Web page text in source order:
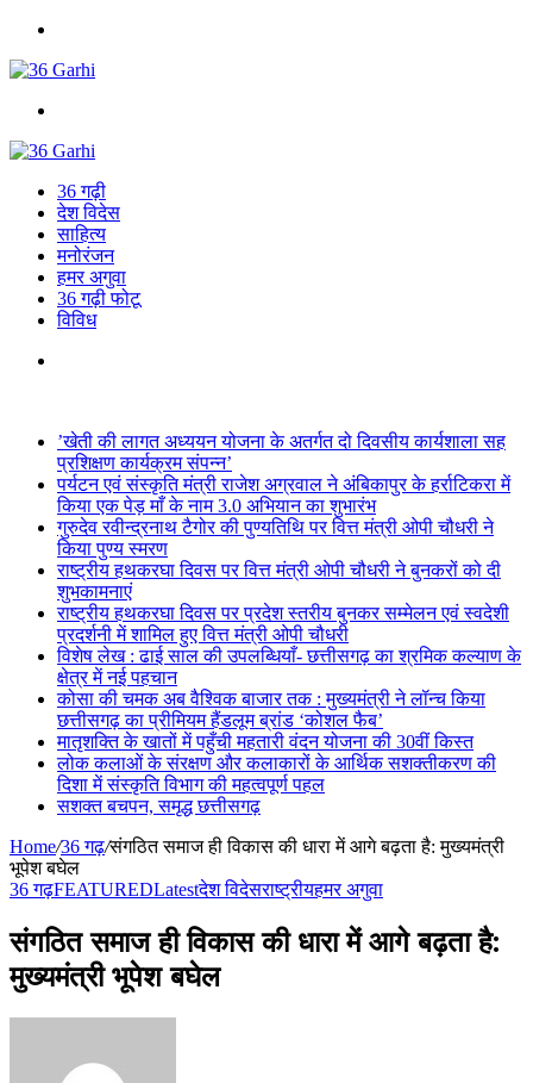
36 गढ़ी
देश विदेस
साहित्य
मनोरंजन
हमर अगुवा
36 गढ़ी फोटू
विविध
’खेती की लागत अध्ययन योजना के अतर्गत दो दिवसीय कार्यशाला सह
प्रशिक्षण कार्यक्रम संपन्न’
पर्यटन एवं संस्कृति मंत्री राजेश अग्रवाल ने अंबिकापुर के हर्राटिकरा में
किया एक पेड़ माँ के नाम 3.0 अभियान का शुभारंभ
गुरुदेव रवीन्द्रनाथ टैगोर की पुण्यतिथि पर वित्त मंत्री ओपी चौधरी ने
किया पुण्य स्मरण
राष्ट्रीय हथकरघा दिवस पर वित्त मंत्री ओपी चौधरी ने बुनकरों को दी
शुभकामनाएं
राष्ट्रीय हथकरघा दिवस पर प्रदेश स्तरीय बुनकर सम्मेलन एवं स्वदेशी
प्रदर्शनी में शामिल हुए वित्त मंत्री ओपी चौधरी
विशेष लेख : ढाई साल की उपलब्धियाँ- छत्तीसगढ़ का श्रमिक कल्याण के
क्षेत्र में नई पहचान
कोसा की चमक अब वैश्विक बाजार तक : मुख्यमंत्री ने लॉन्च किया
छत्तीसगढ़ का प्रीमियम हैंडलूम ब्रांड ‘कोशल फैब’
मातृशक्ति के खातों में पहुँची महतारी वंदन योजना की 30वीं किस्त
लोक कलाओं के संरक्षण और कलाकारों के आर्थिक सशक्तीकरण की
दिशा में संस्कृति विभाग की महत्वपूर्ण पहल
सशक्त बचपन, समृद्ध छत्तीसगढ़
Home/36 गढ़/संगठित समाज ही विकास की धारा में आगे बढ़ता है: मुख्यमंत्री
भूपेश बघेल
36 गढ़FEATUREDLatestदेश विदेसराष्ट्रीयहमर अगुवा
संगठित समाज ही विकास की धारा में आगे बढ़ता है:
मुख्यमंत्री भूपेश बघेल